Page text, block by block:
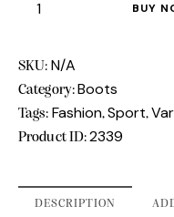
BUY
SKU: N/A
Category:Boots
Tags: Fashion,Sport,
Product ID:2339
DESCRIPTION